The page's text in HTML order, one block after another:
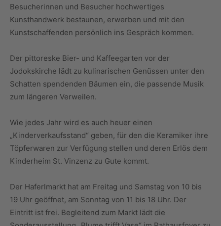
Besucherinnen und Besucher hochwertiges
Kunsthandwerk bestaunen, erwerben und mit den
Kunstschaffenden persönlich ins Gespräch kommen.
Der pittoreske Bier- und Kaffeegarten vor der
Jodokskirche lädt zu kulinarischen Genüssen unter den
Schatten spendenden Bäumen ein, die passende Musik
zum längeren Verweilen.
Wie jedes Jahr wird es auch heuer einen
„Kinderverkaufsstand“ geben, für den die Keramiker ihre
Töpferwaren zur Verfügung stellen und deren Erlös dem
Kinderheim St. Vinzenz zu Gute kommt.
Der Haferlmarkt hat am Freitag und Samstag von 10 bis
19 Uhr geöffnet, am Sonntag von 11 bis 18 Uhr. Der
Eintritt ist frei. Begleitend zum Markt lädt die